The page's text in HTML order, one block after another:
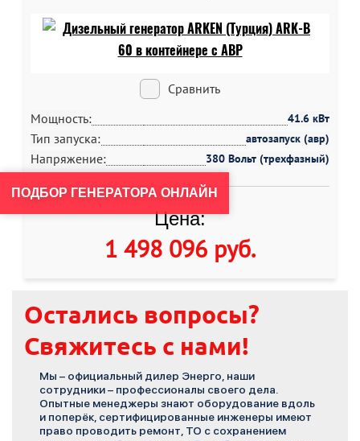
Сравнить
Мощность:
41.6 кВт
Тип запуска: автозапуск (авр)
Напряжение: 380 Вольт (трехфазный)
Цена:
1 498 096 руб.
Остались вопросы?
Свяжитесь с нами!
Мы – официальный дилер Энерго, наши
сотрудники – профессионалы своего дела.
Опытные менеджеры знают оборудование вдоль
и поперёк, сертифицированные инженеры имеют
право проводить ремонт, ТО с сохранением
ПОДБОР ГЕНЕРАТОРА ОНЛАЙН